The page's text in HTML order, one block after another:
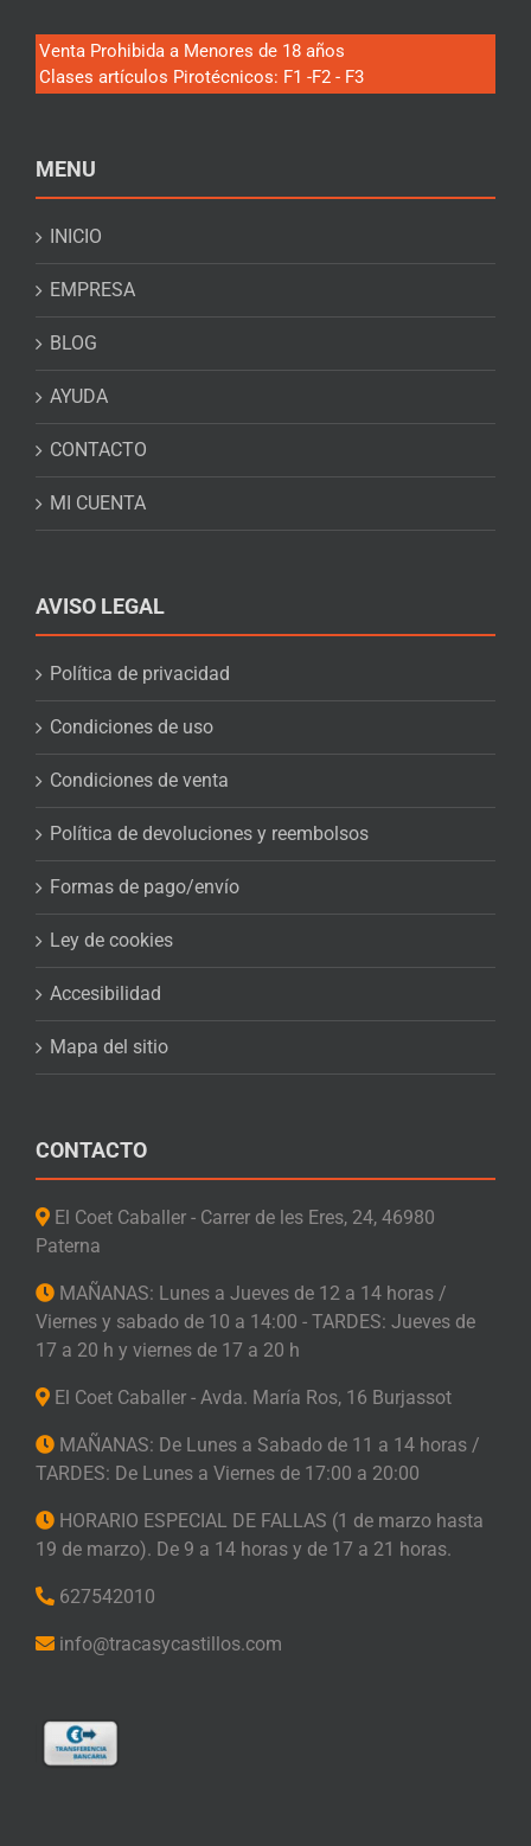
Venta Prohibida a Menores de 18 años
Clases artículos Pirotécnicos: F1 -F2 - F3
MENU
INICIO
EMPRESA
BLOG
AYUDA
CONTACTO
MI CUENTA
AVISO LEGAL
Política de privacidad
Condiciones de uso
Condiciones de venta
Política de devoluciones y reembolsos
Formas de pago/envío
Ley de cookies
Accesibilidad
Mapa del sitio
CONTACTO
El Coet Caballer - Carrer de les Eres, 24, 46980
Paterna
MAÑANAS: Lunes a Jueves de 12 a 14 horas /
Viernes y sabado de 10 a 14:00 - TARDES: Jueves de
17 a 20 h y viernes de 17 a 20 h
El Coet Caballer - Avda. María Ros, 16 Burjassot
MAÑANAS: De Lunes a Sabado de 11 a 14 horas /
TARDES: De Lunes a Viernes de 17:00 a 20:00
HORARIO ESPECIAL DE FALLAS (1 de marzo hasta
19 de marzo). De 9 a 14 horas y de 17 a 21 horas.
627542010
info@tracasycastillos.com